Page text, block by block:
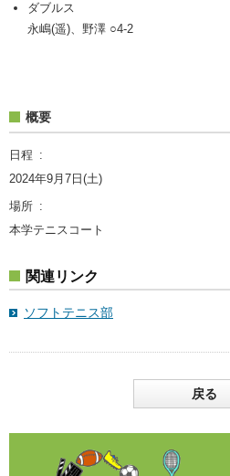
ダブルス
永嶋(遥)、野澤 ○4-2
概要
日程
2024年9月7日(土)
場所
本学テニスコート
関連リンク
ソフトテニス部
戻る